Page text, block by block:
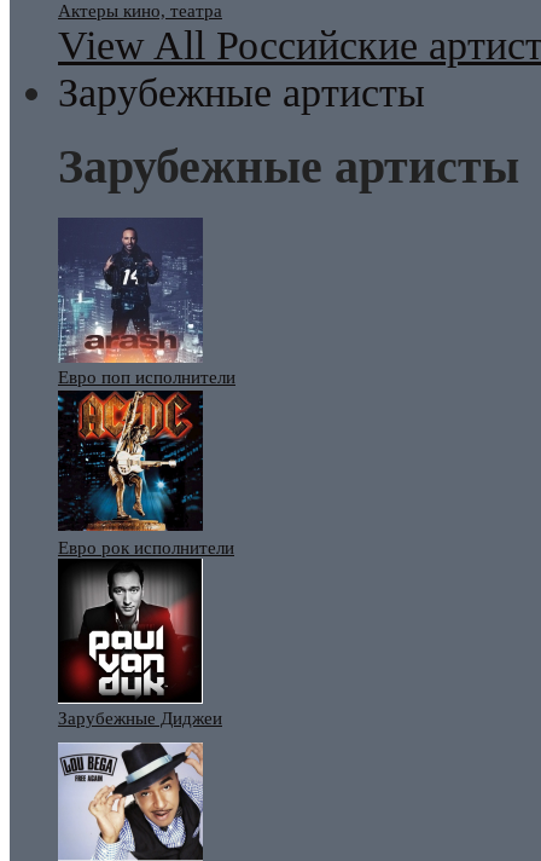
Актеры кино, театра
View All Российские
Зарубежные артисты
Зарубежные артисты
Евро поп исполнители
Евро рок исполнители
Зарубежные Диджеи